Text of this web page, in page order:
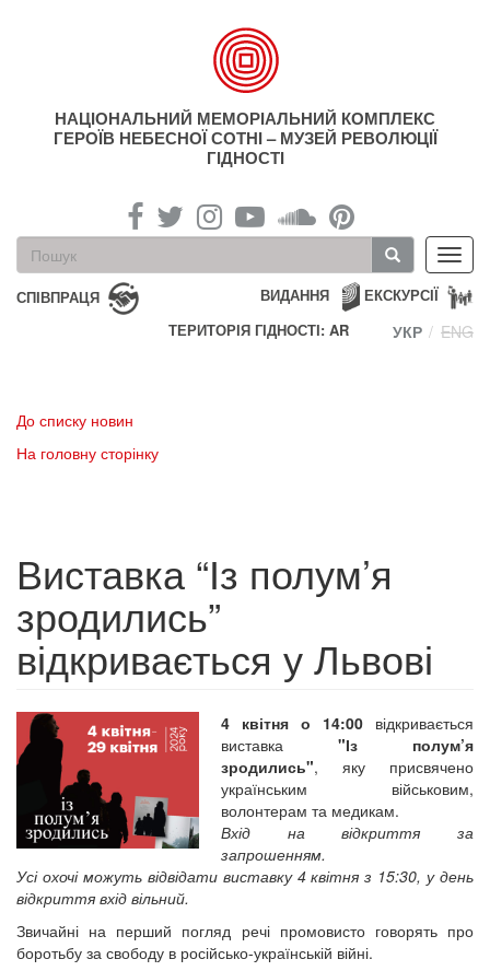
НАЦІОНАЛЬНИЙ МЕМОРІАЛЬНИЙ КОМПЛЕКС
ГЕРОЇВ НЕБЕСНОЇ СОТНІ – МУЗЕЙ РЕВОЛЮЦІЇ
ГІДНОСТІ
Пошукова
форма
Пошук
СПІВПРАЦЯ ЕКСКУРСІЇ
ВИДАННЯ
ТЕРИТОРІЯ ГІДНОСТІ: AR
УКР ENG
До списку новин
На головну сторінку
Виставка “Із полум’я
зродились”
відкривається у Львові
4 квітня о 14:00 відкривається
виставка"Із полум’я
зродились", яку присвячено
українським військовим,
волонтерам та медикам.
Вхід на відкриття за
запрошенням.
Усі охочі можуть відвідати виставку 4 квітня з 15:30, у день
відкриття вхід вільний.
Звичайні на перший погляд речі промовисто говорять про
боротьбу за свободу в російсько-українській війні.